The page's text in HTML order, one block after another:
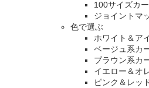
100サイズカ
ジョイントマ
色で選ぶ
ホワイト＆ア
ベージュ系カ
ブラウン系カ
イエロー＆オ
ピンク＆レッ